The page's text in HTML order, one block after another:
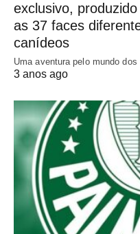
exclusivo,
as 37 faces
canídeos
Uma aventura pelo mundo
3 anos ago